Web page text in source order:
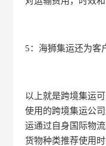
5：海狮集运还为客
以上就是跨境集运
使用的跨境集运公
运通过自身国际物
货物种类推荐使用